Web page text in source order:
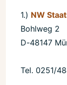
1.) NW
Bohlweg 2
D-48147
Tel. 0251/